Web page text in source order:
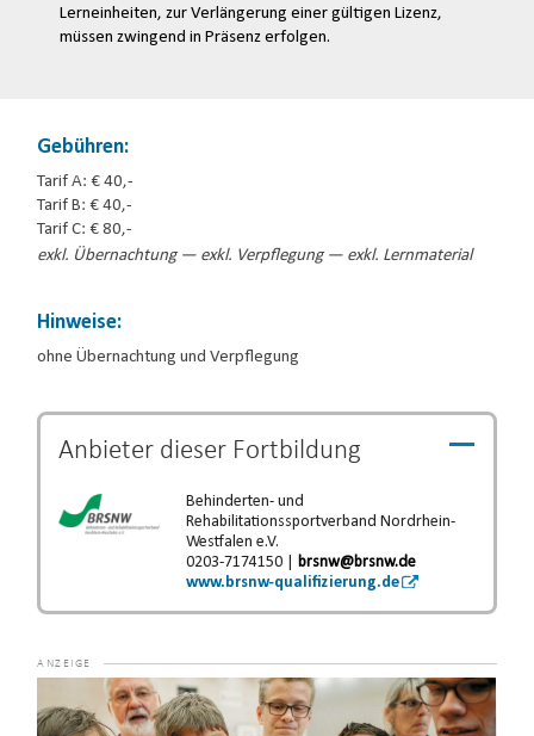
Lerneinheiten, zur Verlängerung einer gültigen Lizenz,
müssen zwingend in Präsenz erfolgen.
Gebühren:
Tarif A: € 40,-
Tarif B: € 40,-
Tarif C: € 80,-
exkl. Übernachtung — exkl. Verpflegung — exkl. Lernmaterial
Hinweise:
ohne Übernachtung und Verpflegung
Anbieter dieser Fortbildung
Behinderten- und
Rehabilitationssportverband Nordrhein-
Westfalen e.V.
0203-7174150 | brsnw@brsnw.de
www.brsnw-qualifizierung.de
Player